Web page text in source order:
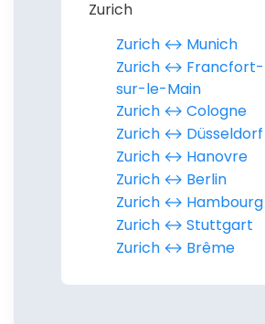
Zurich
Zurich ↔︎ Munich
Zurich ↔︎ Francfort-
sur-le-Main
Zurich ↔︎ Cologne
Zurich ↔︎ Düsseldorf
Zurich ↔︎ Hanovre
Zurich ↔︎ Berlin
Zurich ↔︎ Hambourg
Zurich ↔︎ Stuttgart
Zurich ↔︎ Brême